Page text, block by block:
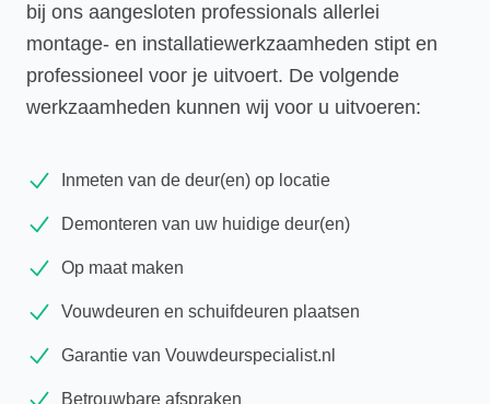
bij ons aangesloten professionals allerlei
montage- en installatiewerkzaamheden stipt en
professioneel voor je uitvoert. De volgende
werkzaamheden kunnen wij voor u uitvoeren:
Inmeten van de deur(en) op locatie
Demonteren van uw huidige deur(en)
Op maat maken
Vouwdeuren en schuifdeuren plaatsen
Garantie van Vouwdeurspecialist.nl
Betrouwbare afspraken